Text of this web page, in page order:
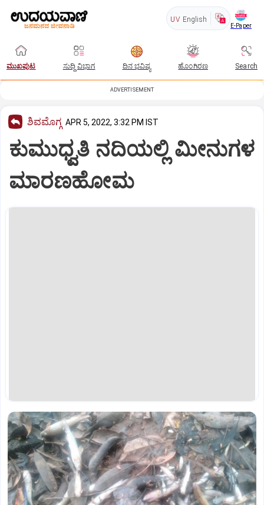
UV English
E-Paper
ಮುಖಪುಟ ಸುದ್ದಿ ವಿಭಾಗ ದಿನ ಭವಿಷ್ಯ ಹೊಂಗಿರಣ Search
ADVERTISEMENT
ಶಿವಮೊಗ್ಗ APR 5, 2022, 3:32 PM IST
ಕುಮುಧ್ವತಿ ನದಿಯಲ್ಲಿ ಮೀನುಗಳ
ಮಾರಣಹೋಮ